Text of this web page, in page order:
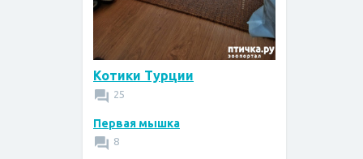
Котики Турции
25
Первая мышка
8